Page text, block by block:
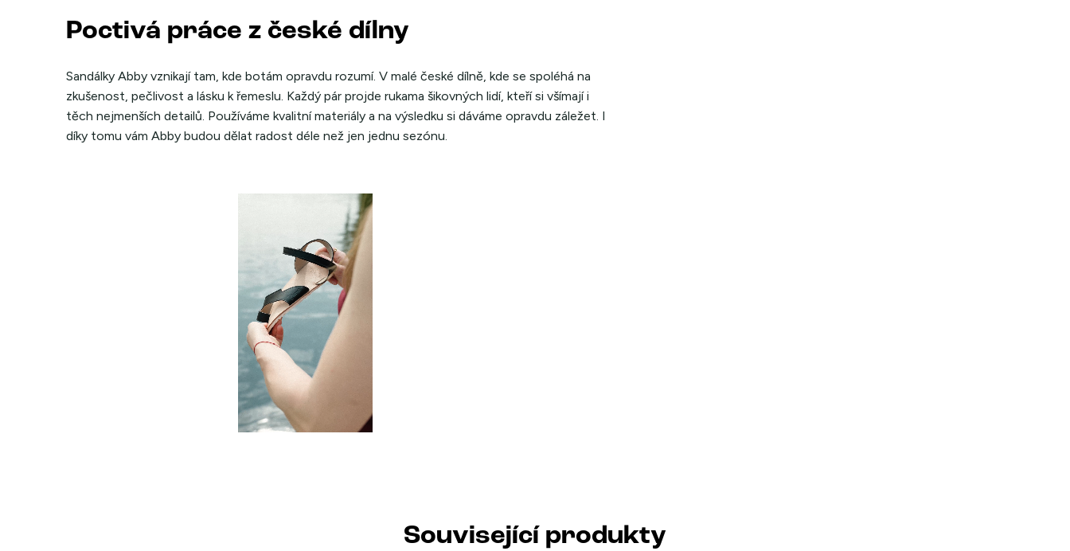
Poctivá práce z české dílny
Sandálky Abby vznikají tam, kde botám opravdu rozumí. V malé české dílně, kde se spoléhá na
zkušenost, pečlivost a lásku k řemeslu. Každý pár projde rukama šikovných lidí, kteří si všímají i
těch nejmenších detailů. Používáme kvalitní materiály a na výsledku si dáváme opravdu záležet. I
díky tomu vám Abby budou dělat radost déle než jen jednu sezónu.
Související produkty